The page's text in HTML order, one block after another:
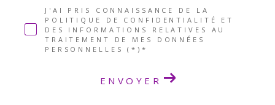
J'AI PRIS CONNAISSANCE DE LA
POLITIQUE DE CONFIDENTIALITÉ ET
DES INFORMATIONS RELATIVES AU
TRAITEMENT DE MES DONNÉES
PERSONNELLES (*)*
ENVOYER